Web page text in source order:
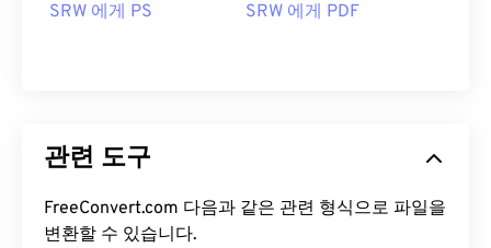
SRW 에게 PS SRW 에게 PDF
관련 도구
FreeConvert.com 다음과 같은 관련 형식으로 파일을
변환할 수 있습니다.